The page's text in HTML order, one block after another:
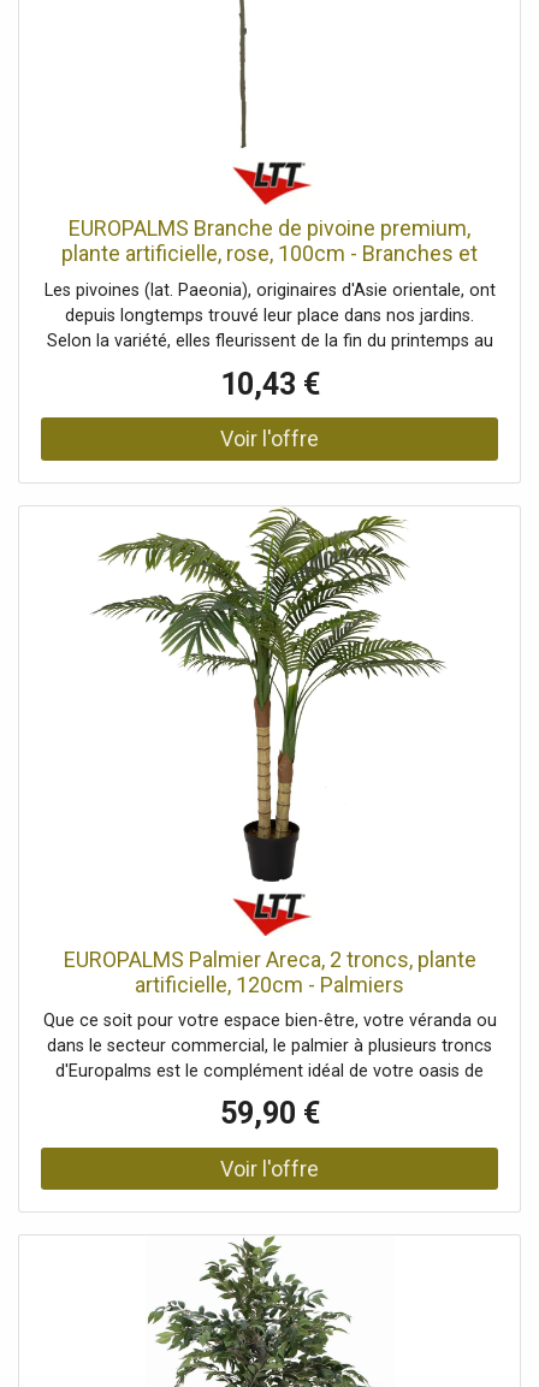
Position debout/fixation: Sans, Couleur: Magenta,
Feuillage: Environ 12 feuillesMatériau: textile, Fleurs:
Pièces: environ 1 pièce(s)Couleur: magentaP(matériau:
)textile, Bourgeons chacun: 1 pièce(s), Style de
décoration: Forêts et prairies, Saison: Printemps,
Dimensions: Longueur: 80 cm, Poids: 0,05 kg
EUROPALMS Branche de pivoine premium,
plante artificielle, rose, 100cm - Branches et
buissons
Les pivoines (lat. Paeonia), originaires d'Asie orientale, ont
depuis longtemps trouvé leur place dans nos jardins.
Selon la variété, elles fleurissent de la fin du printemps au
d'Europalms offre une alternative facile d'entretien pour
intégrer l'élégance fascinante d'une pivoine dans votre
intérieur comme décoration. La branche de pivoine
artificielle est dotée d'une fleur luxuriante qui brille de mille
grâce et l'abondance d'une véritable fleur de pivoine. Cela
se remarque particulièrement dans les différentes
nuances de couleur de ses pétales délicats. De plus, deux
boutons floraux à demi ouverts apparaissent entre le vert
vif des feuilles, capturant la magie de la floraison.
Enrichissez votre maison ou votre bureau avec le charme
authentique de cette branche fleurie artificielle.La pivoine,
l'une des fleurs printanières les plus populaires Avec
environ 24 feuilles réalistes de couleur verte., Environ 1
fleur rose magnifique, Environ 2 bourgeons chacun, Haute
qualité, Position debout/fixation: Sans, Couleur: Rose,
Feuillage: Environ 24 feuillesMatériau: textile, Fleurs:
Pièces: environ 1 pièce(s)Couleur: roseP(matériau: )textile,
Bourgeons chacun: 2 pièces/pièces, Style de décoration:
Forêts et prairies, Saison: Printemps, Dimensions:
Longueur: 100 cm, Poids: 0,13 kg
10,43 €
EUROPALMS Palmier Areca, 2 troncs, plante
artificielle, 120cm - Palmiers
Que ce soit pour votre espace bien-être, votre véranda ou
dans le secteur commercial, le palmier à plusieurs troncs
d'Europalms est le complément idéal de votre oasis de
bien-être. Alors que les plantes véritables ont besoin de
beaucoup de lumière et d'eau, cette plante artificielle est
très facile d'entretien et ne craint même pas les variations
de température. Ce palmier élancé et penné se compose
d'anneau sont clairement visibles. Au sommet des tiges,
de longues frondes forment une couronne. Elles n'ont
qu'un seul pétiole et semblent former une seule feuille
ovale. Un pot de jardinier simple sert de support et vous
permet de les mettre facilement dans une jardinière
adaptée.Une végétation luxuriante pour décorer votre
59,90 €